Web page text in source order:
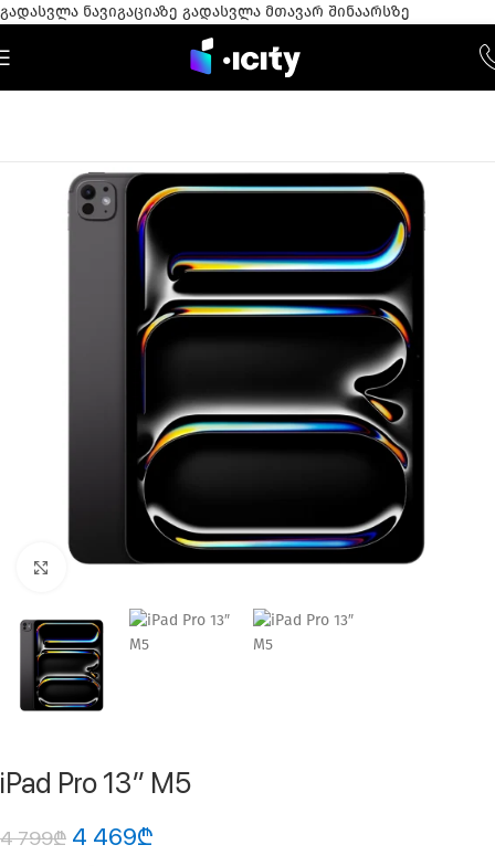
გადასვლა ნავიგაციაზე გადასვლა მთავარ შინაარსზე
ფოტოს გადიდება
iPad Pro 13″ M5
4 799₾ 4 469₾